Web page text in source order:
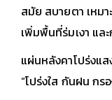
สมัย สบายตา เหม
เพิ่มพื้นที่ร่มเงา แล
แผ่นหลังคาโปร่งแ
“โปร่งใส กันฝน กร